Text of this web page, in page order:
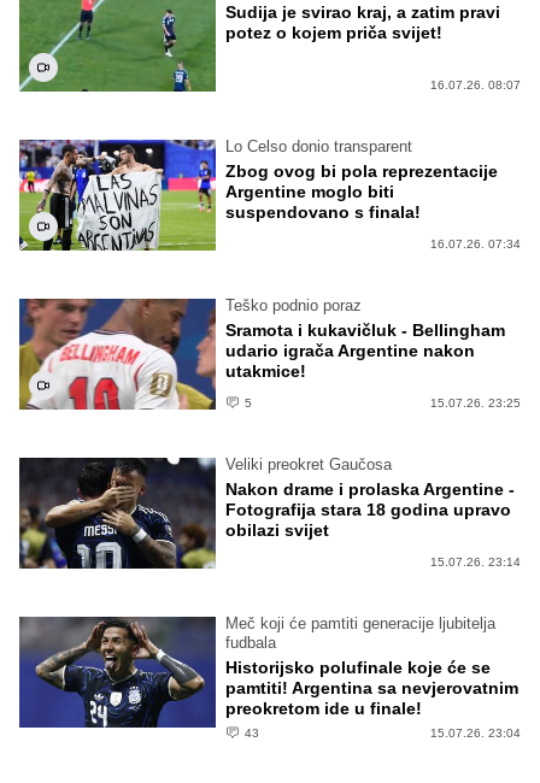
Sudija je svirao kraj, a zatim pravi
potez o kojem priča svijet!
16.07.26. 08:07
Lo Celso donio transparent
Zbog ovog bi pola reprezentacije
Argentine moglo biti
suspendovano s finala!
16.07.26. 07:34
Teško podnio poraz
Sramota i kukavičluk - Bellingham
udario igrača Argentine nakon
utakmice!
5 15.07.26. 23:25
Veliki preokret Gaučosa
Nakon drame i prolaska Argentine -
Fotografija stara 18 godina upravo
obilazi svijet
15.07.26. 23:14
Meč koji će pamtiti generacije ljubitelja
fudbala
Historijsko polufinale koje će se
pamtiti! Argentina sa nevjerovatnim
preokretom ide u finale!
43 15.07.26. 23:04